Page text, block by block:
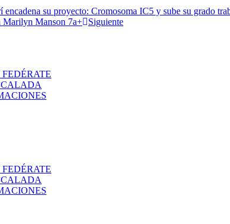
encadena su proyecto: Cromosoma IC5 y sube su grado
Marilyn Manson 7a+ Siguiente